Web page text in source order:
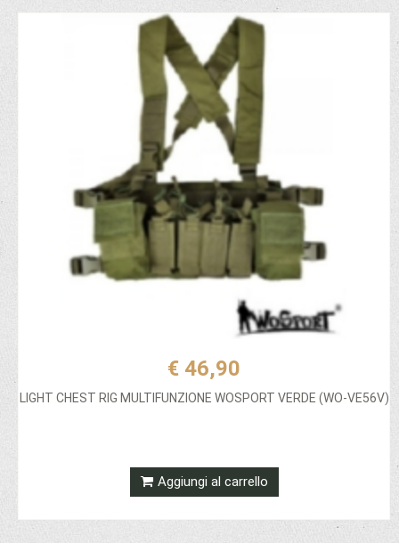
€ 46,90
LIGHT CHEST RIG MULTIFUNZIONE WOSPORT VERDE (WO-VE56V)
Aggiungi al carrello